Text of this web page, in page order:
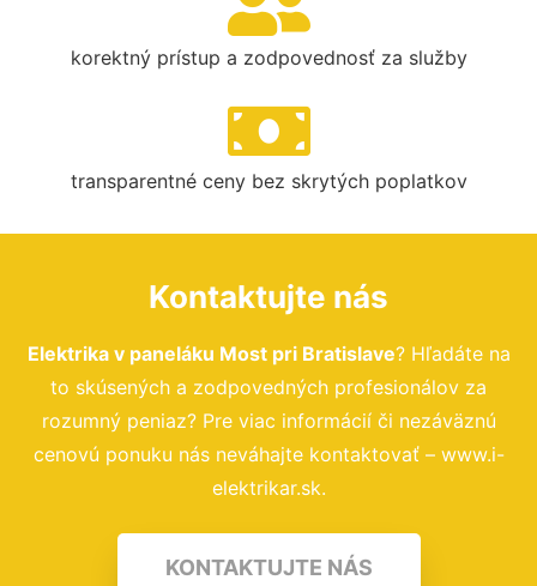
korektný prístup a zodpovednosť za služby
transparentné ceny bez skrytých poplatkov
Kontaktujte nás
Elektrika v paneláku Most pri Bratislave? Hľadáte na
to skúsených a zodpovedných profesionálov za
rozumný peniaz? Pre viac informácií či nezáväznú
cenovú ponuku nás neváhajte kontaktovať – www.i-
elektrikar.sk.
KONTAKTUJTE NÁS